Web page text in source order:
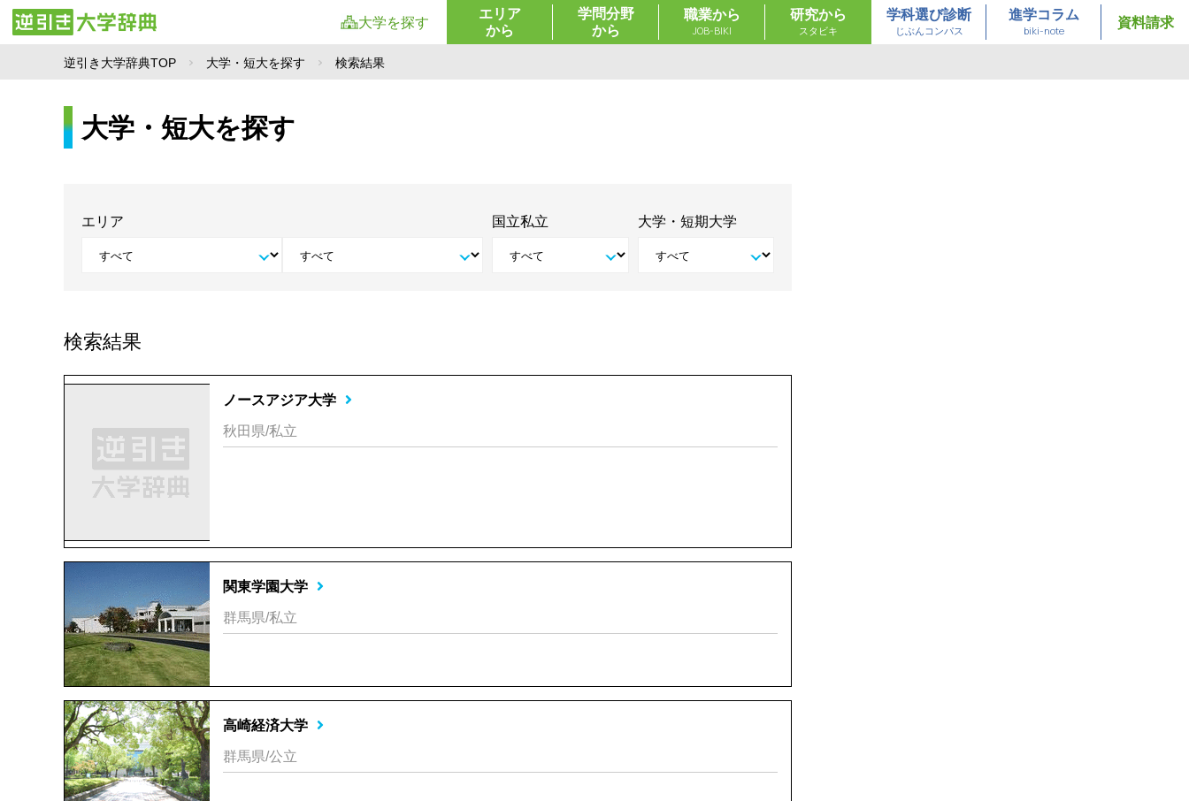
大学を探す
エリア
から
学問分野
から
職業から
JOB-BIKI
研究から
スタビキ
学科選び診断
じぶんコンパス
進学コラム
biki-note
資料請求
逆引き大学辞典TOP 大学・短大を探す 検索結果
大学・短大を探す
エリア 国立私立 大学・短期大学
検索結果
ノースアジア大学
秋田県/私立
関東学園大学
群馬県/私立
高崎経済大学
群馬県/公立